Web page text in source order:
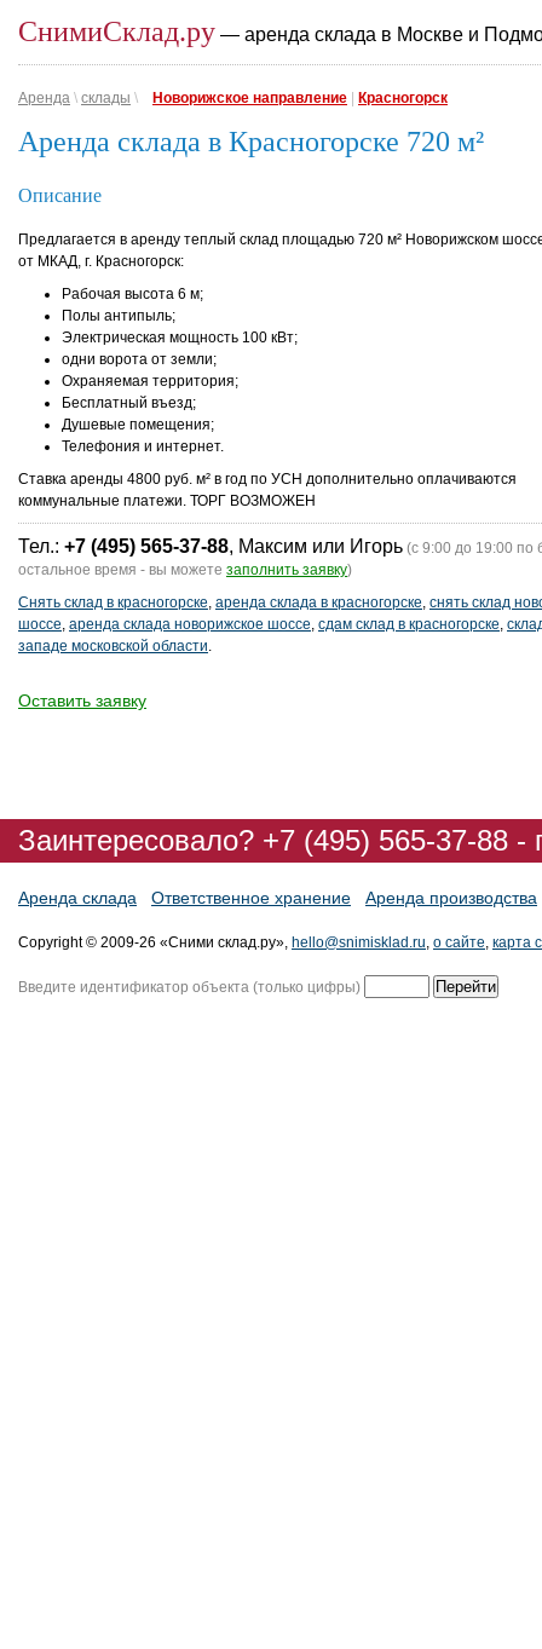
СнимиСклад.ру — аренда склада в Москве и
Аренда \ склады \ Новорижское направление Красногорск
Аренда склада в Красногорске 720 м²
Описание
Предлагается в аренду теплый склад площадью 720 м² Новорижском
от МКАД, г. Красногорск:
Рабочая высота 6 м;
Полы антипыль;
Электрическая мощность 100 кВт;
одни ворота от земли;
Охраняемая территория;
Бесплатный въезд;
Душевые помещения;
Телефония и интернет.
Ставка аренды 4800 руб. м² в год по УСН дополнительно оплачиваются
коммунальные платежи. ТОРГ ВОЗМОЖЕН
Тел.: +7 (495) 565-37-88, Максим или Игорь (с 9:00 до 19:00 по
остальное время - вы можете заполнить заявку)
Снять склад в красногорске, аренда склада в красногорске, снять склад
шоссе, аренда склада новорижское шоссе, сдам склад в красногорске,
западе московской области.
Оставить заявку
Заинтересовало? +7 (495) 565-37-88
Аренда склада Ответственное хранение Аренда производства
Copyright © 2009-26 «Сними склад.ру», hello@snimisklad.ru, о сайте, карта
Введите идентификатор объекта (только цифры)